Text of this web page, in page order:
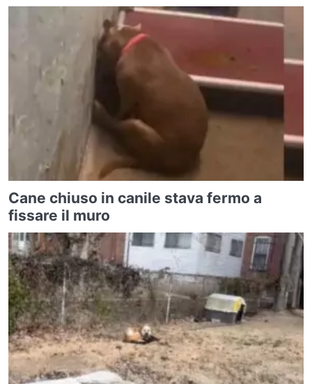
Cane chiuso in canile stava fermo a
fissare il muro